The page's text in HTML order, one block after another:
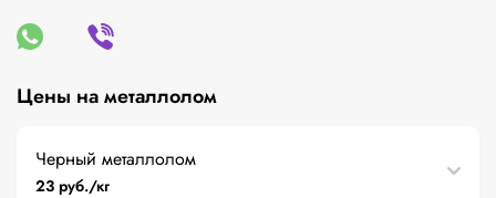
Цены на металлолом
Черный металлолом
23 руб./кг